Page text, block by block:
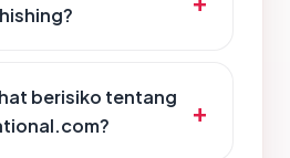
berisiko tentang